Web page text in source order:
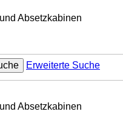
Absetzkabinen
Erweiterte Suche
Absetzkabinen